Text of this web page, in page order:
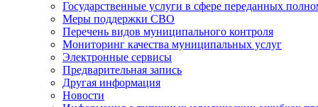
Государственные услуги в сфере переданных
Меры поддержки СВО
Перечень видов муниципального контроля
Мониторинг качества муниципальных услуг
Электронные сервисы
Предварительная запись
Другая информация
Новости